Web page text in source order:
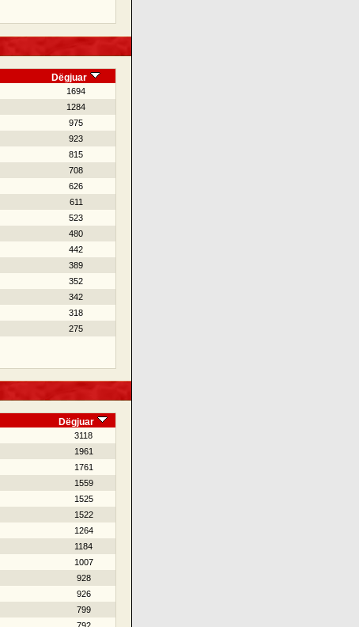
Dëgjuar
1694
1284
975
923
815
708
626
611
523
480
442
389
352
342
318
275
Dëgjuar
3118
1961
1761
1559
1525
1522
1264
1184
1007
928
926
799